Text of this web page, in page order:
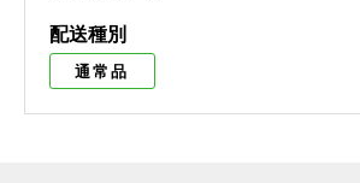
配送種別
通常品